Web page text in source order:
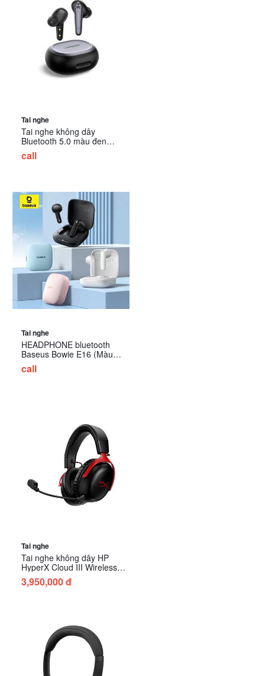
Tai nghe
Tai nghe không dây
Bluetooth 5.0 màu đen
HiTune T1 Ugreen 80651
call
Tai nghe
HEADPHONE bluetooth
Baseus Bowie E16 (Màu
Đen / Trắng / Hồng/ xanh
dương)
call
Tai nghe
Tai nghe không dây HP
HyperX Cloud III Wireless
Red (77Z46AA)
3,950,000 đ